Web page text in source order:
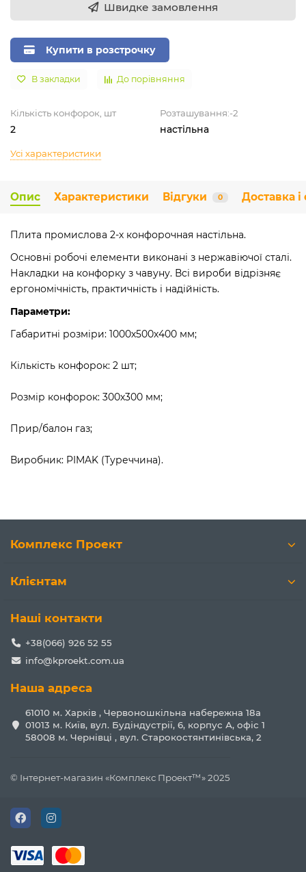
Швидке замовлення
Купити в розстрочку
В закладки До порівняння
Кількість конфорок, шт
2
Розташування:-2
настільна
Усі характеристики
Опис Характеристики Відгуки 0 Доставка і
Плита промислова 2-х конфорочная настільна.
Основні робочі елементи виконані з нержавіючої сталі.
Накладки на конфорку з чавуну. Всі вироби відрізняє
ергономічність, практичність і надійність.
Параметри:
Габаритні розміри: 1000х500х400 мм;
Кількість конфорок: 2 шт;
Розмір конфорок: 300х300 мм;
Прир/балон газ;
Виробник: PIMAK (Туреччина).
Комплекс Проект
Клієнтам
Наші контакти
+38(066) 926 52 55
info@kproekt.com.ua
Наша адреса
61010 м. Харків , Червоношкільна набережна 18а
01013 м. Київ, вул. Будіндустрії, 6, корпус А, офіс 1
58008 м. Чернівці , вул. Старокостянтинівська, 2
© Інтернет-магазин «Комплекс Проект™» 2025